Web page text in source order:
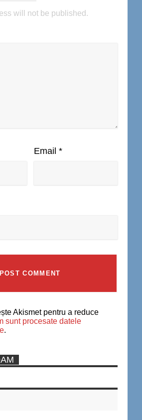
will not be published.
Email *
Akismet pentru a reduce
sunt procesate datele
.